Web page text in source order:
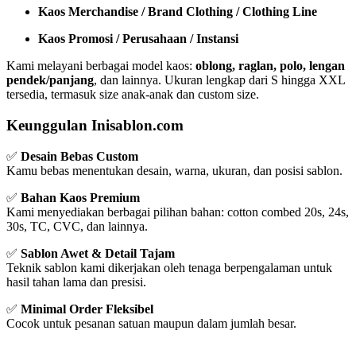
Kaos Merchandise / Brand Clothing / Clothing Line
Kaos Promosi / Perusahaan / Instansi
Kami melayani berbagai model kaos: oblong, raglan, polo, lengan
pendek/panjang, dan lainnya. Ukuran lengkap dari S hingga XXL
tersedia, termasuk size anak-anak dan custom size.
Keunggulan Inisablon.com
✅ Desain Bebas Custom
Kamu bebas menentukan desain, warna, ukuran, dan posisi sablon.
✅ Bahan Kaos Premium
Kami menyediakan berbagai pilihan bahan: cotton combed 20s, 24s,
30s, TC, CVC, dan lainnya.
✅ Sablon Awet & Detail Tajam
Teknik sablon kami dikerjakan oleh tenaga berpengalaman untuk
hasil tahan lama dan presisi.
✅ Minimal Order Fleksibel
Cocok untuk pesanan satuan maupun dalam jumlah besar.